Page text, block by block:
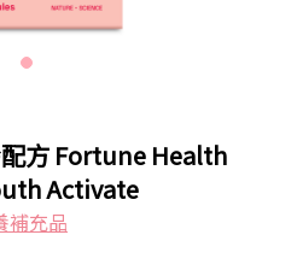
方 Fortune Health
Activate
補充品